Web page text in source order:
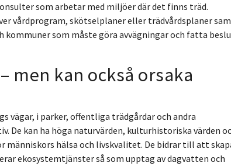
som arbetar med miljöer där det finns träd.
vårdprogram, skötselplaner eller trädvårdsplaner
kommuner som måste göra avvägningar och fatta
men kan också orsaka
vägar, i parker, offentliga trädgårdar och andra
De kan ha höga naturvärden, kulturhistoriska värden
människors hälsa och livskvalitet. De bidrar till att
ekosystemtjänster så som upptag av dagvatten och